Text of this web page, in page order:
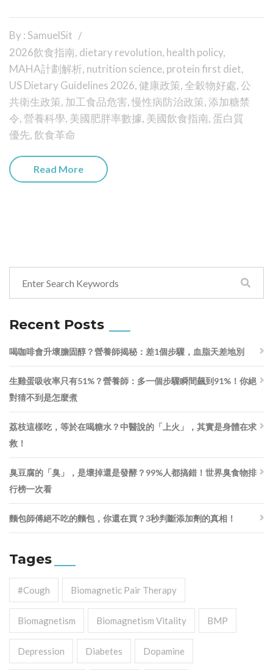
By : SamuelSit
2026飲食指南, dietary revolution, health policy,
MAHA計劃解析, nutrition science, protein first diet,
US Dietary Guidelines 2026,健康政策,全穀物好處, 公
共衛生政策, 加工食品危害,慢性病防治政策, 添加糖禁
令,營養科學, 美國肥胖率數據, 美國飲食指南, 蛋白質
優先,飲食革命
Read More
Recent Posts
喝咖啡會升壞膽固醇？營養師揭秘：差1個步驟，血脂天差地別
生雞蛋吸收率只有51%？營養師：多一個步驟瞬間飆到91%！你絕
對猜不到是怎麼煮
荔枝這樣吃，等於在喝糖水？中醫說的「上火」，其實是身體在求
救！
臭豆腐的「臭」，是壞掉還是發酵？99%人都搞錯！世界臭食物排
行榜一次看
麵包師傅絕不吃的麵包，你還在買？3秒判斷添加劑的真相！
Tages
#cough Biomagnetic Pair Therapy
Biomagnetism Biomagnetism Vitality BMP
Depression Diabetes Dopamine